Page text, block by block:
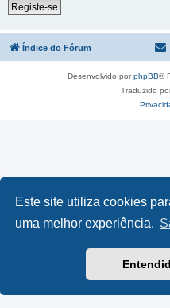
Este site utiliza cookies
uma melhor experiência.
Registe-se
Índice do Fórum
Desenvolvido porphpBB®
Traduzido